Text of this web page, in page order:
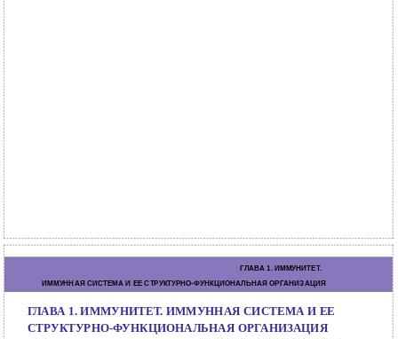
10
ГЛАВА 1. ИMMУНИТЕТ.
ИММУННАЯ СИСТЕМА И ЕЕ СТРУКТУРНО-ФУНКЦИОНАЛЬНАЯ ОРГАНИЗАЦИЯ
ГЛАВА 1. ИММУНИТЕТ. ИММУННАЯ СИСТЕМА И ЕЕ
СТРУКТУРНО-ФУНКЦИОНАЛЬНАЯ ОРГАНИЗАЦИЯ